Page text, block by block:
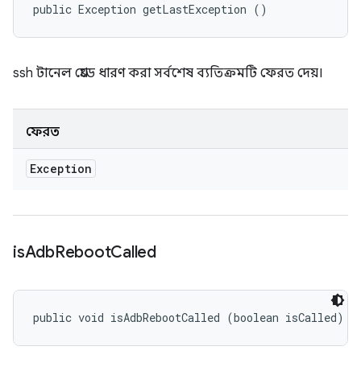
public Exception getLastException ()
ssh টানেল থ্রেডে ধারণ করা সর্বশেষ ব্যতিক্রমটি ফেরত দেয়।
ফেরত
Exception
isAdbRebootCalled
public void isAdbRebootCalled (boolean isCalled)